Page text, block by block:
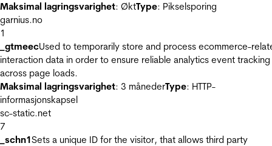
Maksimal lagringsvarighet: ØktType: Pikselsporing
garnius.no
1
_gtmeecUsed to temporarily store and process ecommerce-
interaction data in order to ensure reliable analytics event tracking
across page loads.
Maksimal lagringsvarighet: 3 månederType: HTTP-
informasjonskapsel
sc-static.net
7
_schn1Sets a unique ID for the visitor, that allows third party